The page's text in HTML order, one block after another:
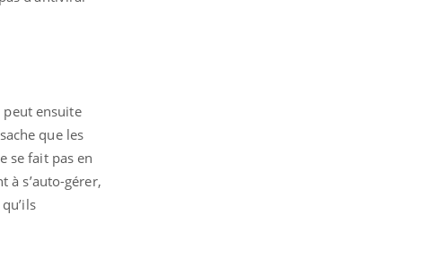
peut ensuite
que les
se fait pas en
à s’auto-gérer,